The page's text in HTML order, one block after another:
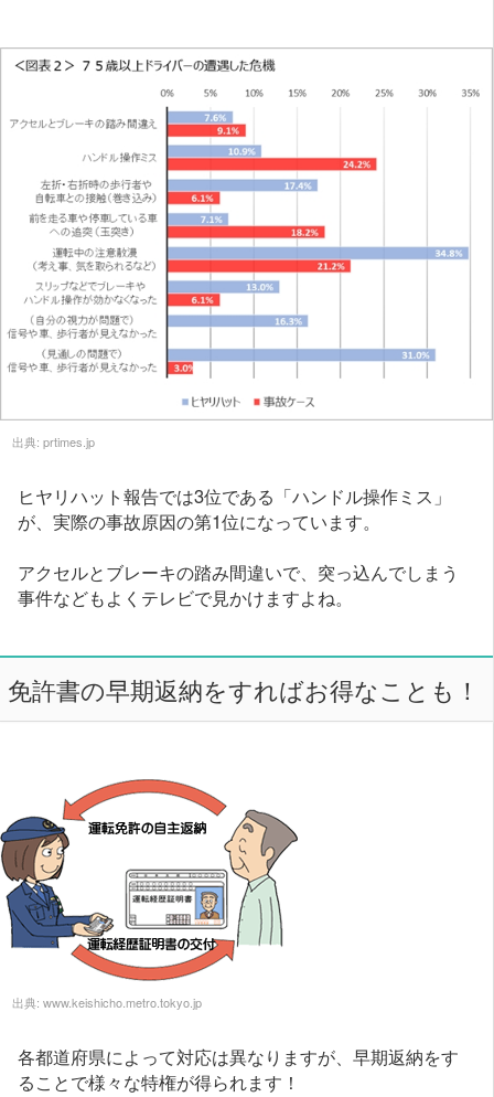
出典: prtimes.jp
ヒヤリハット報告では3位である「ハンドル操作ミス」
が、実際の事故原因の第1位になっています。
アクセルとブレーキの踏み間違いで、突っ込んでしまう
事件などもよくテレビで見かけますよね。
免許書の早期返納をすればお得なことも！
出典: www.keishicho.metro.tokyo.jp
各都道府県によって対応は異なりますが、早期返納をす
ることで様々な特権が得られます！